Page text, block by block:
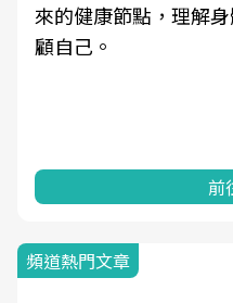
來的健康節點，理解
顧自己。
前
頻道熱門文章